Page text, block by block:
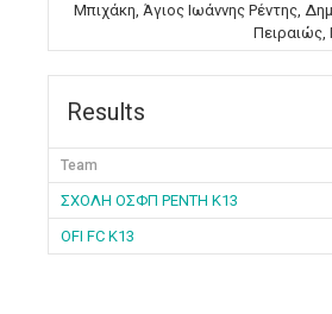
Μπιχάκη, Άγιος Ιωάννης Ρέντης,
Πειραιώς,
Results
Team
ΣΧΟΛΗ ΟΣΦΠ ΡΕΝΤΗ K13
OFI FC K13